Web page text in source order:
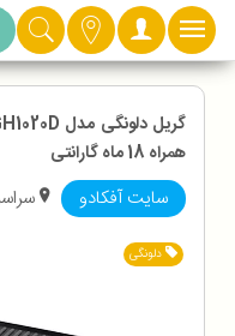
دسته بندی
همراه 18 ماه گارانتی
سایت آفکادو
دلونگی